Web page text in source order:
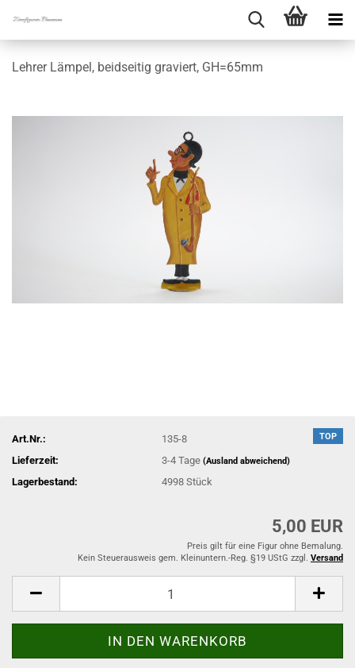
Lehrer Lämpel, beidseitig graviert, GH=65mm
TOP
Art.Nr.:
135-8
Lieferzeit:
3-4 Tage(Ausland abweichend)
Lagerbestand: 4998Stück
5,00 EUR
Preis gilt für eine Figur ohne Bemalung.
Kein Steuerausweis gem. Kleinuntern.-Reg. §19 UStG zzgl. Versand